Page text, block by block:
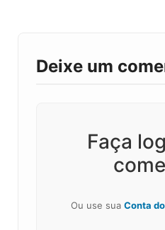
Deixe um
Faça
Ou use sua Conta